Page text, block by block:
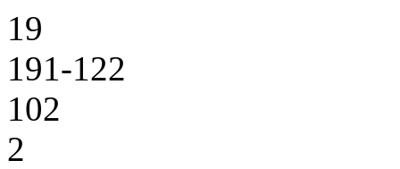
19
191-122
102
2